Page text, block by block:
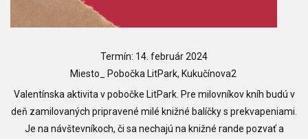
Termín: 14. február 2024
Miesto_ Pobočka LitPark, Kukučínova2
Valentínska aktivita v pobočke LitPark. Pre milovníkov kníh budú v
deň zamilovaných pripravené milé knižné balíčky s prekvapeniami.
Je na návštevníkoch, či sa nechajú na knižné rande pozvať a